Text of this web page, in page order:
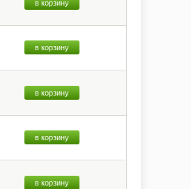
в корзину
в корзину
в корзину
в корзину
в корзину